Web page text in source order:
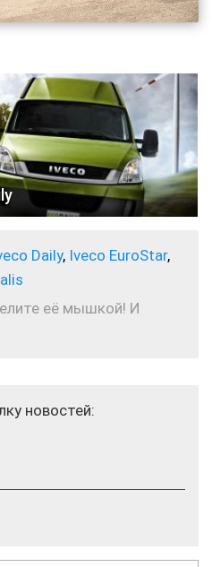
Daily, Iveco EuroStar,
её мышкой! И
новостей: